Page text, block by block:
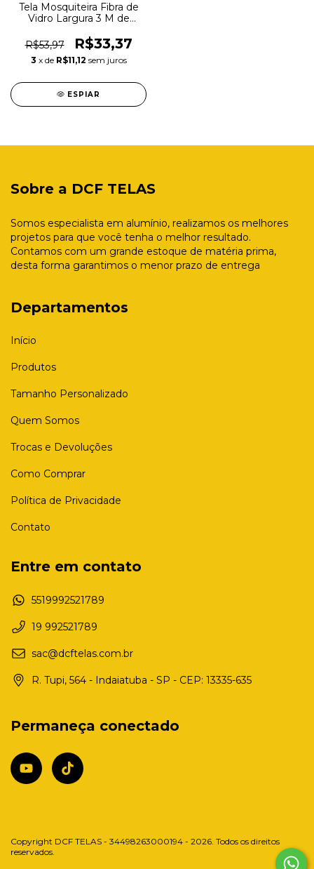
Tela Mosquiteira Fibra de
Vidro Largura 3 M de
R$53,97
R$33,37
3 x de R$11,12 sem juros
ESPIAR
Sobre a DCF TELAS
Somos especialista em alumínio, realizamos os melhores
projetos para que você tenha o melhor resultado.
Contamos com um grande estoque de matéria prima,
desta forma garantimos o menor prazo de entrega
Departamentos
Início
Produtos
Tamanho Personalizado
Quem Somos
Trocas e Devoluções
Como Comprar
Política de Privacidade
Contato
Entre em contato
5519992521789
19 992521789
sac@dcftelas.com.br
R. Tupi, 564 - Indaiatuba - SP - CEP: 13335-635
Permaneça conectado
Copyright DCF TELAS - 34498263000194 - 2026. Todos os direitos
reservados.